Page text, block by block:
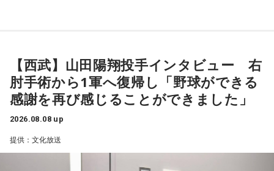
【西武】山田陽翔投手インタビュー 右
肘手術から1軍へ復帰し「野球ができる
感謝を再び感じることができました」
2026.08.08 up
提供：文化放送